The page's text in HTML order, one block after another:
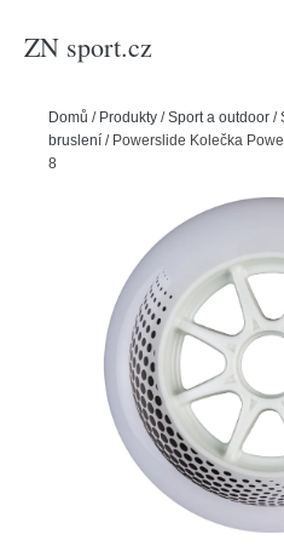
ZN sport.cz
Domů / Produkty /Sport a outdoor /
bruslení / Powerslide Kolečka
85A, 110